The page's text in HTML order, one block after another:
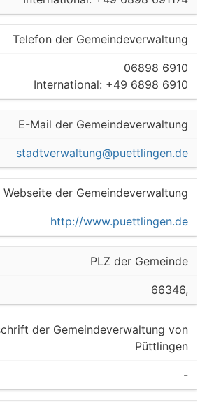
Telefon der Gemeindeverwaltung
06898 6910
International: +49 6898 6910
E-Mail der Gemeindeverwaltung
stadtverwaltung@puettlingen.de
der Gemeindeverwaltung
http://www.puettlingen.de
PLZ der Gemeinde
66346,
der Gemeindeverwaltung von
Püttlingen
-